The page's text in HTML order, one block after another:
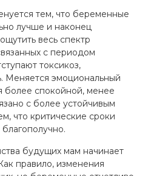
тем, что беременные
лучше и наконец
весь спектр
с периодом
токсикоз,
Меняется эмоциональный
более спокойной, менее
с более устойчивым
что критические сроки
будущих мам начинает
правило, изменения